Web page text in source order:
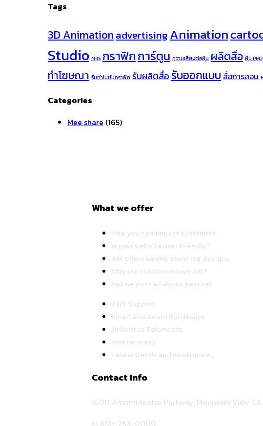
Tags
3D AnimationadvertisingAnimation
Studio N95 กราฟิกการ์ตูน ความเสี่ยงต่อฝุ่น ผลิตสื่อ ฝุ่น
ทำโฆษณา รับทำโมชั่นกราฟิก รับผลิตสื่อ รับออกแบบ สื่อการสอน
Categories
Mee share (165)
What we offer
How you can impact customers
Is your website user friendly?
Ark offers weekly stunning designs.
Why our customers love Ark?
hat we do is all about passion
24/7 Support
Smart and beautiful design
Unlimited Eelements
Mobile ready
Latest trends and much more...
Contact Info
1600 Amphitheatre Parkway, Mountain View,
+1 650-253-0000